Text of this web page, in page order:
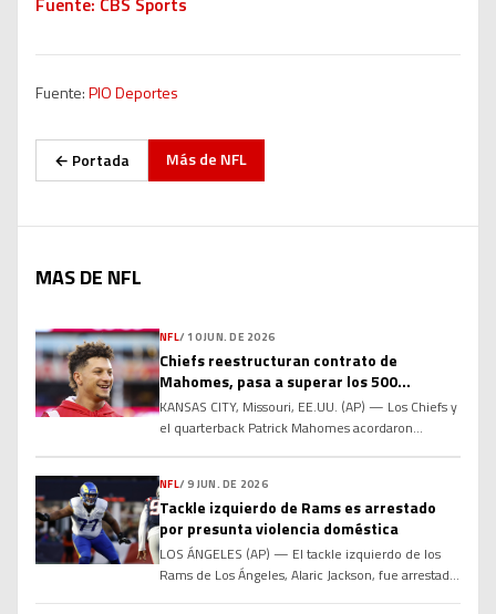
Fuente:PIO Deportes
← Portada Más de NFL
MAS DE NFL
NFL/ 10 JUN. DE 2026
Chiefs reestructuran contrato de
Mahomes, pasa a superar los 500
millones de dólares
KANSAS CITY, Missouri, EE.UU. (AP) — Los Chiefs y
el quarterback Patrick Mahomes acordaron
encima de los 500 millones de dólares, informó a
The Associated Press el miércoles una persona
familiarizada con los términos. La fuente habló
con la […]
NFL/9 JUN. DE 2026
Tackle izquierdo de Rams es arrestado
por presunta violencia doméstica
LOS ÁNGELES (AP) — El tackle izquierdo de los
Rams de Los Ángeles, Alaric Jackson, fue arrestado